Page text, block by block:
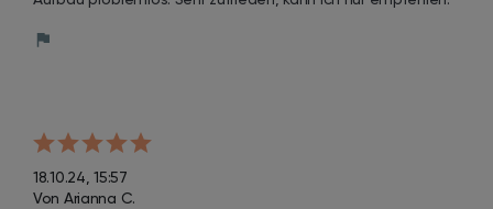
18.10.24, 15:57
Von Arianna C.